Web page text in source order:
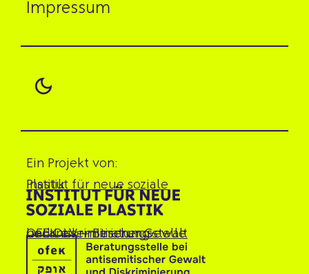
Impressum
Ein Projekt von:
Institut für neue soziale Plastik
OFEK e.V. – Beratungsstelle bei antisemitischer Gewalt und Diskriminierung